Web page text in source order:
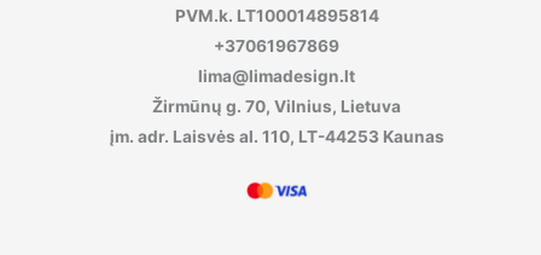
PVM.k. LT100014895814
+37061967869
lima@limadesign.lt
Žirmūnų g. 70, Vilnius, Lietuva
įm. adr. Laisvės al. 110, LT-44253 Kaunas